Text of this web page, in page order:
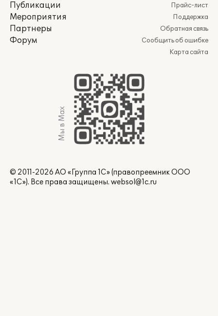
Публикации
Мероприятия
Партнеры
Форум
Прайс-лист
Поддержка
Обратная связь
Сообщить об ошибке
Карта сайта
Мы в Max
© 2011-2026 АО «Группа 1С» (правопреемник ООО
«1С»). Все права защищены. websol@1c.ru